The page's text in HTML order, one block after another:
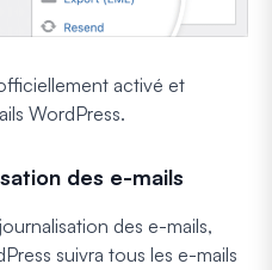
activé et
WordPress.
des e-mails
des e-mails,
suivra tous les e-mails